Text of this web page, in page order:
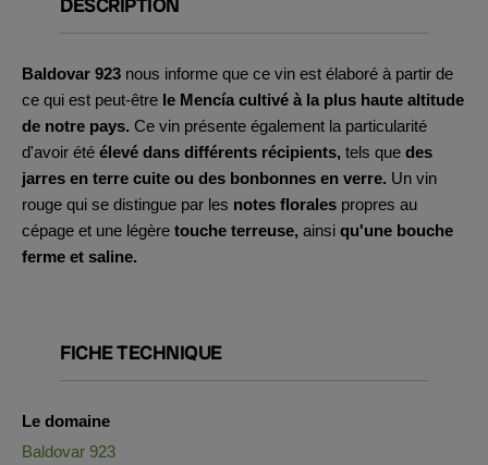
Baldovar 923 nous informe que ce vin est élaboré à partir de
ce qui est peut-être le Mencía cultivé à la plus haute altitude
de notre pays. Ce vin présente également la particularité
d'avoir été élevé dans différents récipients, tels que des
jarres en terre cuite ou des bonbonnes en verre. Un vin
rouge qui se distingue par les notes florales propres au
cépage et une légère touche terreuse, ainsi qu'une bouche
ferme et saline.
FICHE TECHNIQUE
Le domaine
Baldovar 923